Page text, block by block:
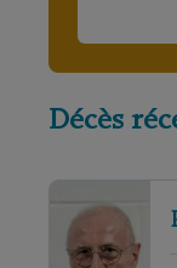
Décès